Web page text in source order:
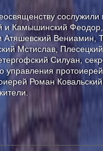
сослужили
и Камышинский
Атяшевский Вениамин,
Мстислав,
Силуан,
управления
Роман